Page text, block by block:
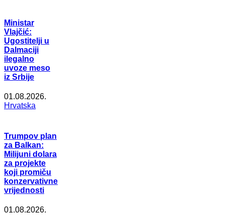
Ministar
Vlajčić:
Ugostitelji u
Dalmaciji
ilegalno
uvoze meso
iz Srbije
01.08.2026.
Hrvatska
Trumpov plan
za Balkan:
Milijuni dolara
za projekte
koji promiču
konzervativne
vrijednosti
01.08.2026.